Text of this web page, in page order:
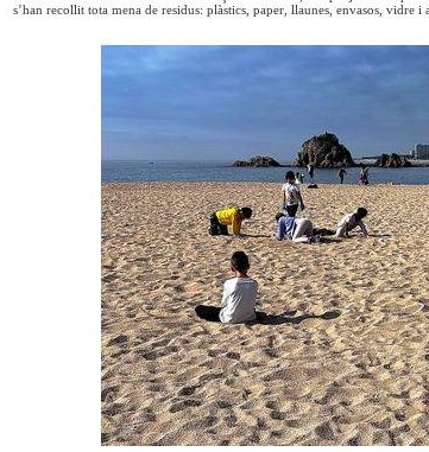
s’han recollit tota mena de residus: plàstics, paper, llaunes, envasos, vidre i